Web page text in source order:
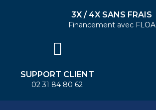
3X / 4X SANS FRAIS
Financement avec FLOA
SUPPORT CLIENT
02 31 84 80 62